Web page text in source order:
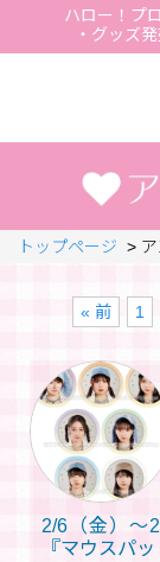
ハロー！プ
・グッズ
トップページ >
« 前 1
2/6（金）～
『マウスパッ